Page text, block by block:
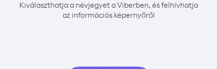
Kiválaszthatja a névjegyet a Viberben, és felhívhatja
az információs képernyőről